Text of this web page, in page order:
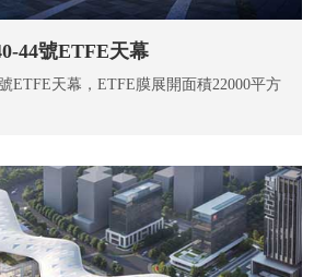
44號ETFE天幕
ETFE天幕，ETFE膜展開面積22000平方